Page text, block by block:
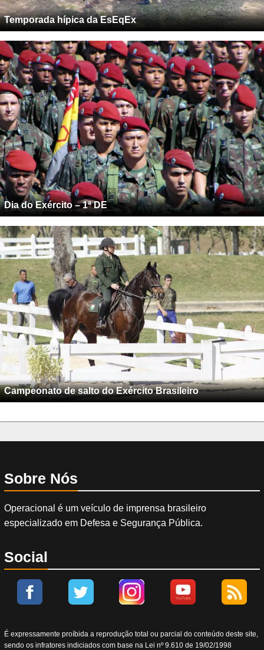
Temporada hípica da EsEqEx
Dia do Exército – 1ª DE
Campeonato de salto do Exército Brasileiro
Sobre Nós
Operacional é um veículo de imprensa brasileiro
especializado em Defesa e Segurança Pública.
Social
É expressamente proíbida a reprodução total ou parcial do conteúdo deste site,
sendo os infratores indiciados com base na Lei nº 9.610 de 19/02/1998